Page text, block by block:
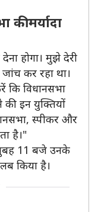
मर्यादा
होगा। मुझे देरी
कर रहा था।
विधानसभा
की इन युक्तियों
स्पीकर और
है।"
सुबह 11 बजे उनके
किया है।